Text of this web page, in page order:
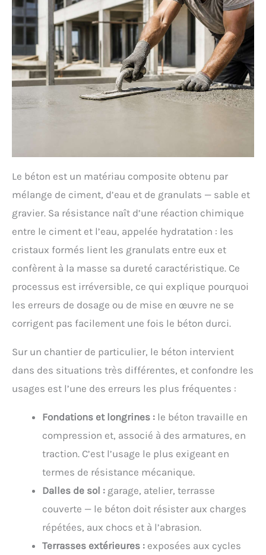
Le béton est un matériau composite obtenu par
mélange de ciment, d’eau et de granulats — sable et
gravier. Sa résistance naît d’une réaction chimique
entre le ciment et l’eau, appelée hydratation : les
cristaux formés lient les granulats entre eux et
confèrent à la masse sa dureté caractéristique. Ce
processus est irréversible, ce qui explique pourquoi
les erreurs de dosage ou de mise en œuvre ne se
corrigent pas facilement une fois le béton durci.
Sur un chantier de particulier, le béton intervient
dans des situations très différentes, et confondre les
usages est l’une des erreurs les plus fréquentes :
Fondations et longrines : le béton travaille en
compression et, associé à des armatures, en
traction. C’est l’usage le plus exigeant en
termes de résistance mécanique.
Dalles de sol : garage, atelier, terrasse
couverte — le béton doit résister aux charges
répétées, aux chocs et à l’abrasion.
Terrasses extérieures : exposées aux cycles